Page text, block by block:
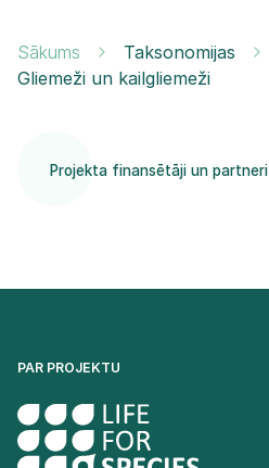
Sākums
Taksonomijas
Gliemeži un kailgliemeži
Projekta finansētāji un partneri
PAR PROJEKTU